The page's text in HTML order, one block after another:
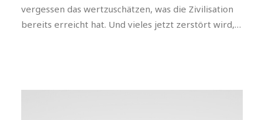
vergessen das wertzuschätzen, was die Zivilisation
bereits erreicht hat. Und vieles jetzt zerstört wird,…